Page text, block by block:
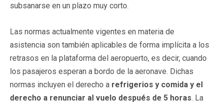
subsanarse en un plazo muy corto.
Las normas actualmente vigentes en materia de
asistencia son también aplicables de forma implícita a los
retrasos en la plataforma del aeropuerto, es decir, cuando
los pasajeros esperan a bordo de la aeronave. Dichas
normas incluyen el derecho a refrigerios y comida y el
derecho a renunciar al vuelo después de 5 horas. La